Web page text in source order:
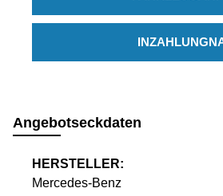
Angebotseckdaten
HERSTELLER:
Mercedes-Benz